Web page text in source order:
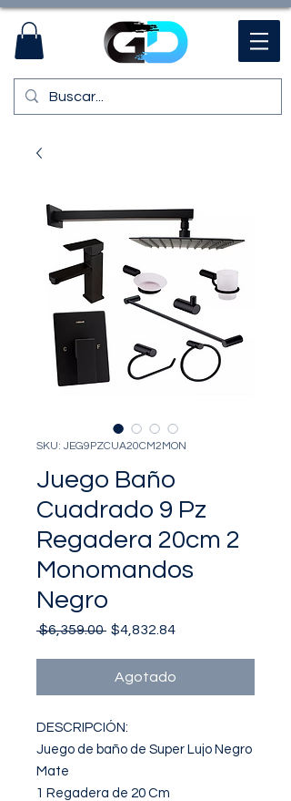
SKU: JEG9PZCUA20CM2MON
Juego Baño
Cuadrado 9 Pz
Regadera 20cm 2
Monomandos
Negro
$6,359.00 Precio
$4,832.84Precio
oferta
Agotado
DESCRIPCIÓN:
Juego de baño de Super Lujo Negro
Mate
1 Regadera de 20 Cm